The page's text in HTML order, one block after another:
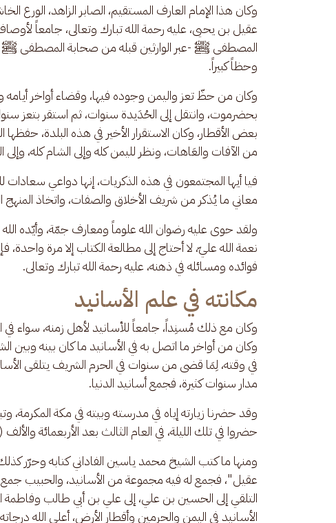
وكان هذا الإمام العارف المستقيم، الصابر الزاهد، الورع
عقيل بن يحيى، عليه رحمة الله تبارك وتعالى، جامعاً
المصطفى ﷺ -عبر الوارثين قبله من صحابة المصطفى ﷺ
وحظاً كبيراً.
وكان من حظّ تعز واليمن وجوده فيها، وقضاء أواخر
بحضرموت، وانتقل إلى الحُدَيدة سنوات، ثم استقر بتعز
بعض الأقطار، وكان الاستقرار الأخير في هذه البلدة،
من الآفات والعَاهات، ونظر لليمن كله وإلى الشام كله، وإلى
فيا أيها المجتمعون في هذه الذكريات، إنها دواعي
معاني ما يُذكر من شريف الأخلاق والصفات، واتخاذ المنهج
ولقد حوى عليه رضوان الله علوماً ومعارف جمّة، وأيّده
نعمة الله عليّ، لا أحتاج إلى مطالعة الكتاب إلا مرة
فوائده ومسائله في ذهنه، عليه رحمة الله تبارك وتعالى.
مكانته في علم الأسانيد
وكان مع ذلك مُسنِداً، جامعاً للأسانيد لأهل زمنه، سواء في
وكان من أواخر ما اتصل به في الأسانيد ما كان بينه وبين
في وقته، لِمَا قضى من سنوات في الحرم الشريف يتلقى
مدار سنوات كثيرة، فجمع أسانيد الدنيا.
وقد حضرنا زيارته إياه في مدرسته وبيته في مكة المكرمة،
حضروا في تلك الليلة، في العام الثالث بعد الأربعمائة والألف (1403هـ) من هجرة المصطفى
ومنها ما كتب الشيخ محمد ياسين الفاداني كتابه وحرّر
عقيل"، فجمع له فيه مجموعة من الأسانيد، والحبيب
التلقي إلى الحسين بن علي، إلى علي بن أبي طالب وفاطمة
الأسانيد في اليمن والحرمين وأقطار الأرض، أعلى الله